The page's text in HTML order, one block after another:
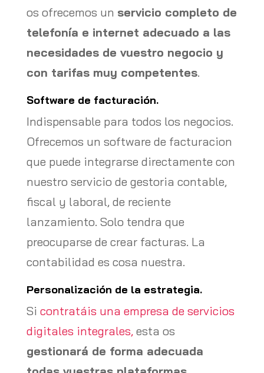
os ofrecemos un servicio completo de
telefonía e internet adecuado a las
necesidades de vuestro negocio y
con tarifas muy competentes.
Software de facturación.
Indispensable para todos los negocios.
Ofrecemos un software de facturacion
que puede integrarse directamente con
nuestro servicio de gestoria contable,
fiscal y laboral, de reciente
lanzamiento. Solo tendra que
preocuparse de crear facturas. La
contabilidad es cosa nuestra.
Personalización de la estrategia.
Si contratáis una empresa de servicios
digitales integrales, esta os
gestionará de forma adecuada